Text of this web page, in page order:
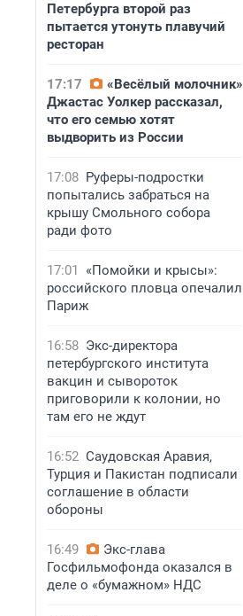
Петербурга второй раз
пытается утонуть плавучий
ресторан
17:17
«Весёлый молочник»
Джастас Уолкер рассказал,
что его семью хотят
выдворить из России
17:08 Руферы-подростки
попытались забраться на
крышу Смольного собора
ради фото
17:01
«Помойки и крысы»:
российского пловца опечалил
Париж
16:58 Экс-директора
петербургского института
вакцин и сывороток
приговорили к колонии, но
там его не ждут
16:52 Саудовская Аравия,
Турция и Пакистан подписали
соглашение в области
обороны
16:49
Экс-глава
Госфильмофонда оказался в
деле о «бумажном» НДС